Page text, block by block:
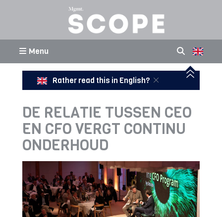
Menu
Rather read this in English?
DE RELATIE TUSSEN CEO
EN CFO VERGT CONTINU
ONDERHOUD